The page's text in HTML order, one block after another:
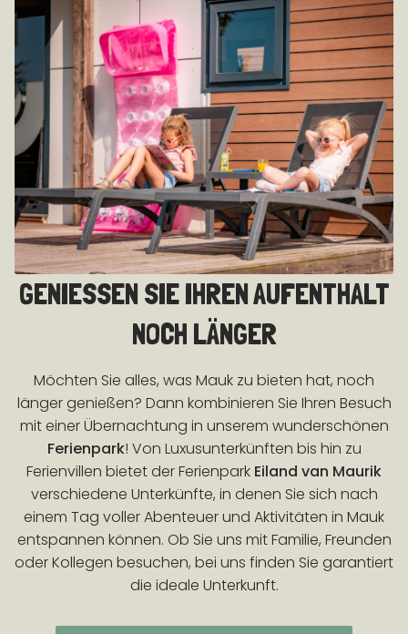
GENIESSEN SIE IHREN AUFENTHALT N
OCH LÄNGER
Möchten Sie alles, was Mauk zu bieten hat, noch
länger genießen? Dann kombinieren Sie Ihren Besuch
mit einer Übernachtung in unserem wunderschönen
Ferienpark! Von Luxusunterkünften bis hin zu
Ferienvillen bietet der Ferienpark Eiland van Maurik
verschiedene Unterkünfte, in denen Sie sich nach
einem Tag voller Abenteuer und Aktivitäten in Mauk
entspannen können. Ob Sie uns mit Familie, Freunden
oder Kollegen besuchen, bei uns finden Sie garantiert
die ideale Unterkunft.